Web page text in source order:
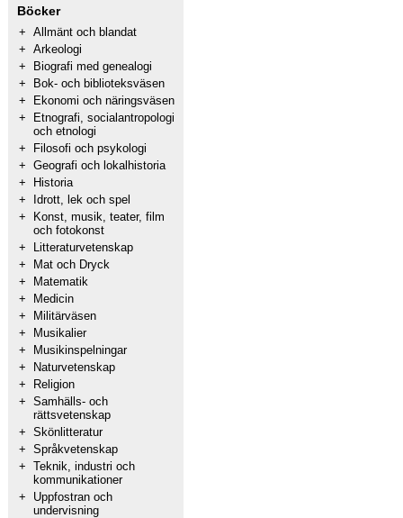
Böcker
+ Allmänt och blandat
+ Arkeologi
+
Biografi med genealogi
+
Bok- och biblioteksväsen
+
Ekonomi och näringsväsen
+
Etnografi, socialantropologi
och etnologi
+
Filosofi och psykologi
+ Geografi och lokalhistoria
+
Historia
+
Idrott, lek och spel
+
Konst, musik, teater, film
och fotokonst
+
Litteraturvetenskap
+
Mat och Dryck
+
Matematik
+
Medicin
+
Militärväsen
+
Musikalier
+
Musikinspelningar
+
Naturvetenskap
+
Religion
+ Samhälls- och
rättsvetenskap
+ Skönlitteratur
+ Språkvetenskap
+ Teknik, industri och
kommunikationer
+
Uppfostran och
undervisning